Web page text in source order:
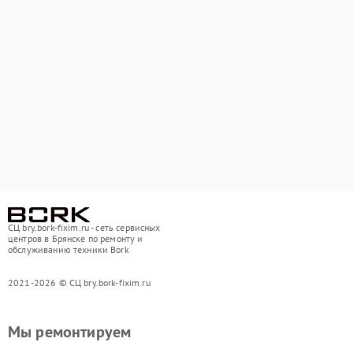
СЦ bry.bork-fixim.ru - сеть сервисных
центров в Брянске по ремонту и
обслуживанию техники Bork
2021-2026 © СЦ bry.bork-fixim.ru
Мы ремонтируем